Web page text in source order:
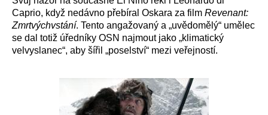
Caprio, když nedávno přebíral Oskara za film Revenant:
Zmrtvýchvstání. Tento angažovaný a „uvědomělý“ umělec
se dal totiž úředníky OSN najmout jako „klimatický
velvyslanec“, aby šířil „poselství“ mezi veřejností.